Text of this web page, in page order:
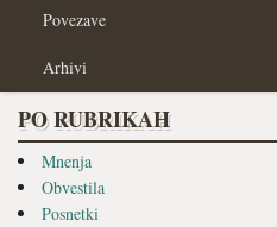
Povezave
Arhivi
PO RUBRIKAH
Mnenja
Obvestila
Posnetki